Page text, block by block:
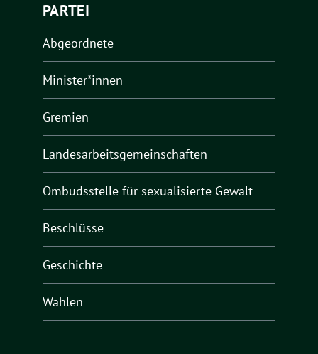
PARTEI
Abgeordnete
Minister*innen
Gremien
Landesarbeitsgemeinschaften
Ombudsstelle für sexualisierte Gewalt
Beschlüsse
Geschichte
Wahlen